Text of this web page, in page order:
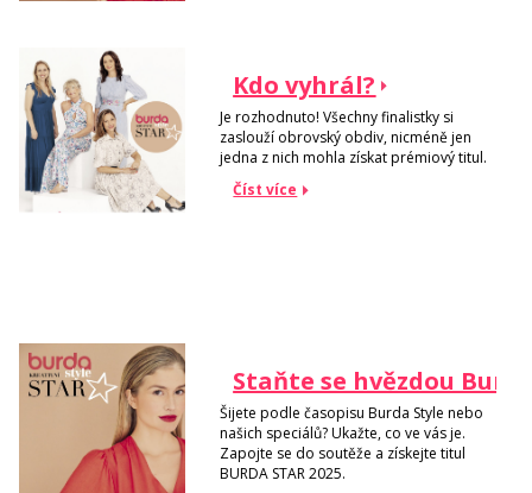
Kdo vyhrál?
Je rozhodnuto! Všechny finalistky si
zaslouží obrovský obdiv, nicméně jen
jedna z nich mohla získat prémiový titul.
Číst více
Staňte se hvězdou
Šijete podle časopisu Burda Style nebo
našich speciálů? Ukažte, co ve vás je.
Zapojte se do soutěže a získejte titul
BURDA STAR 2025.